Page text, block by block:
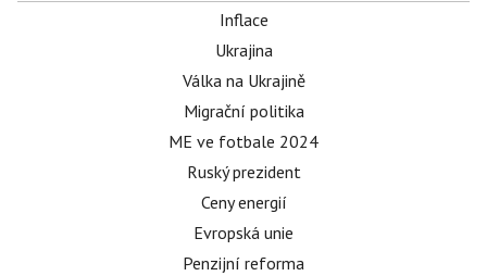
Inflace
Ukrajina
Válka na Ukrajině
Migrační politika
ME ve fotbale 2024
Ruský prezident
Ceny energií
Evropská unie
Penzijní reforma